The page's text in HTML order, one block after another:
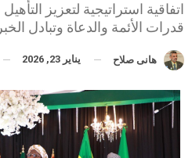
اتفاقية استراتيجية لتعزيز
قدرات الأئمة والدعاة وتبادل
هانى صلاح يناير 23, 2026